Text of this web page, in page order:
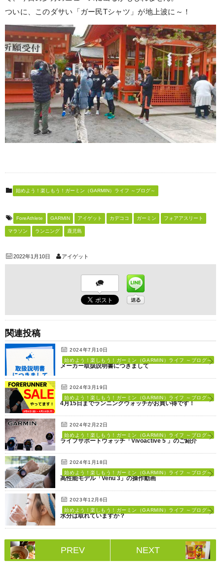
ついに、このダサい「ガー民Tシャツ」が地上波に～！
始めよう！楽しもう！ガーミン（GARMIN）ライフ ～ブログ～
ForeAthlete GARMIN アイゲット カデココ ガーミン フォアアスリート
マラソン ランニング 鹿児島
2022年1月10日 アイゲット
関連投稿
2024年7月10日
始めよう！楽しもう！ガーミン（GARMIN）ライフ ～ブログ～
メーカー取扱説明書につきまして
2024年3月19日
始めよう！楽しもう！ガーミン（GARMIN）ライフ ～ブログ～
4月15日までランニングウォッチがお買い得です！
2024年2月22日
始めよう！楽しもう！ガーミン（GARMIN）ライフ ～ブログ～
ライフサポートウォッチ「Vivoactive 5 」のご紹介
2024年1月18日
始めよう！楽しもう！ガーミン（GARMIN）ライフ ～ブログ～
高性能モデル「Venu 3」の操作動画
2023年12月6日
始めよう！楽しもう！ガーミン（GARMIN）ライフ ～ブログ～
水分は取れていますか？
PREV NEXT